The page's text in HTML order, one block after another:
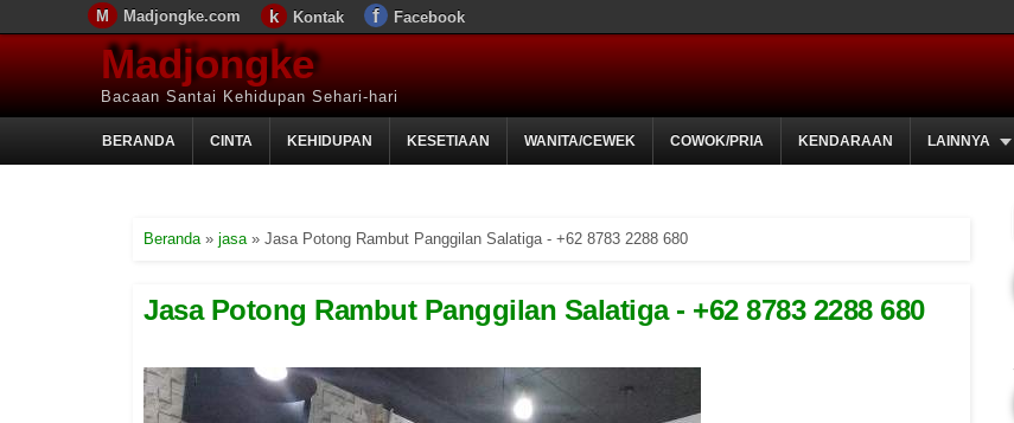
Madjongke.com Kontak Facebook
Madjongke
Bacaan Santai Kehidupan Sehari-hari
BERANDA CINTA KEHIDUPAN KESETIAAN WANITA/CEWEK COWOK/PRIA KENDARAAN LAINNYA
Beranda» jasa» Jasa Potong Rambut Panggilan Salatiga - +62 8783 2288 680
Jasa Potong Rambut Panggilan Salatiga - +62 8783 2288 680